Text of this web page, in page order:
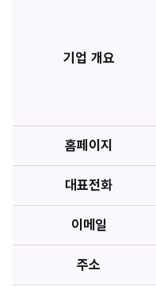
기업 개요
홈페이지
대표전화
이메일
주소